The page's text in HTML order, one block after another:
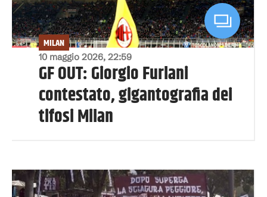
10 maggio 2026, 22:59
MILAN
GF OUT: Giorgio Furlani
contestato, gigantografia dei
tifosi Milan